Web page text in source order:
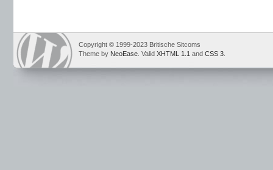
Copyright © 1999-2023 Britische Sitcoms
Theme by NeoEase . Valid XHTML 1.1 and CSS 3